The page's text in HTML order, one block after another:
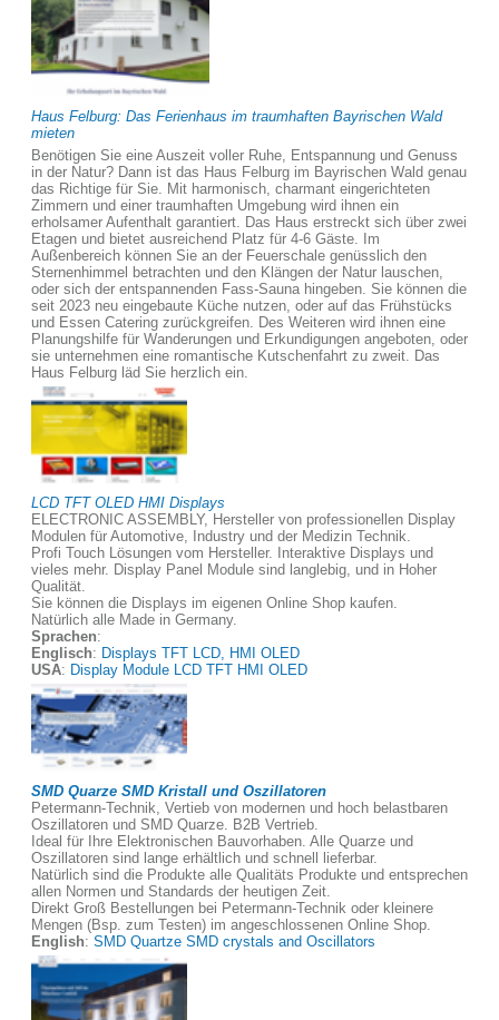
Haus Felburg: Das Ferienhaus im traumhaften Bayrischen Wald
mieten
Benötigen Sie eine Auszeit voller Ruhe, Entspannung und Genuss
in der Natur? Dann ist das Haus Felburg im Bayrischen Wald genau
das Richtige für Sie. Mit harmonisch, charmant eingerichteten
Zimmern und einer traumhaften Umgebung wird ihnen ein
erholsamer Aufenthalt garantiert. Das Haus erstreckt sich über zwei
Etagen und bietet ausreichend Platz für 4-6 Gäste. Im
Außenbereich können Sie an der Feuerschale genüsslich den
Sternenhimmel betrachten und den Klängen der Natur lauschen,
oder sich der entspannenden Fass-Sauna hingeben. Sie können die
seit 2023 neu eingebaute Küche nutzen, oder auf das Frühstücks
und Essen Catering zurückgreifen. Des Weiteren wird ihnen eine
Planungshilfe für Wanderungen und Erkundigungen angeboten, oder
sie unternehmen eine romantische Kutschenfahrt zu zweit. Das
Haus Felburg läd Sie herzlich ein.
LCD TFT OLED HMI Displays
ELECTRONIC ASSEMBLY, Hersteller von professionellen Display
Modulen für Automotive, Industry und der Medizin Technik.
Profi Touch Lösungen vom Hersteller. Interaktive Displays und
vieles mehr. Display Panel Module sind langlebig, und in Hoher
Qualität.
Sie können die Displays im eigenen Online Shop kaufen.
Natürlich alle Made in Germany.
Sprachen:
Englisch: Displays TFT LCD, HMI OLED
USA: Display Module LCD TFT HMI OLED
SMD Quarze SMD Kristall und Oszillatoren
Petermann-Technik, Vertieb von modernen und hoch belastbaren
Oszillatoren und SMD Quarze. B2B Vertrieb.
Ideal für Ihre Elektronischen Bauvorhaben. Alle Quarze und
Oszillatoren sind lange erhältlich und schnell lieferbar.
Natürlich sind die Produkte alle Qualitäts Produkte und entsprechen
allen Normen und Standards der heutigen Zeit.
Direkt Groß Bestellungen bei Petermann-Technik oder kleinere
Mengen (Bsp. zum Testen) im angeschlossenen Online Shop.
English: SMD Quartze SMD crystals and Oscillators